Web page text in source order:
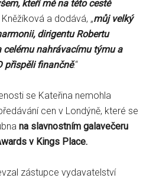
kteří mě na této cestě
a dodává, „můj velký
dirigentu Robertu
celému nahrávacímu týmu a
přispěli finančně.“
se Kateřina nemohla
cen v Londýně, které se
na slavnostním galavečeru
v Kings Place.
zástupce vydavatelství